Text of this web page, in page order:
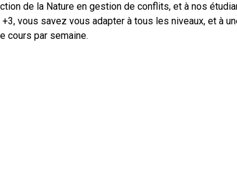
de la Nature en gestion de conflits, et à nos
vous savez vous adapter à tous les niveaux, et à
cours par semaine.